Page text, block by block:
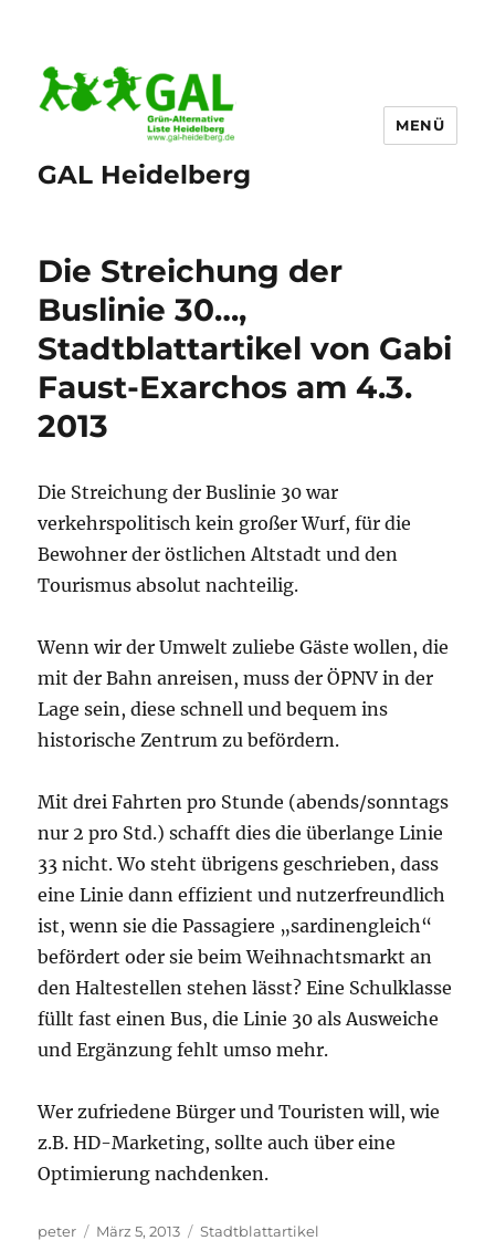
GAL Heidelberg
MENÜ
Die Streichung der
Buslinie 30…,
Stadtblattartikel von Gabi
Faust-Exarchos am 4.3.
2013
Die Streichung der Buslinie 30 war
verkehrspolitisch kein großer Wurf, für die
Bewohner der östlichen Altstadt und den
Tourismus absolut nachteilig.
Wenn wir der Umwelt zuliebe Gäste wollen, die
mit der Bahn anreisen, muss der ÖPNV in der
Lage sein, diese schnell und bequem ins
historische Zentrum zu befördern.
Mit drei Fahrten pro Stunde (abends/sonntags
nur 2 pro Std.) schafft dies die überlange Linie
33 nicht. Wo steht übrigens geschrieben, dass
eine Linie dann effizient und nutzerfreundlich
ist, wenn sie die Passagiere „sardinengleich“
befördert oder sie beim Weihnachtsmarkt an
den Haltestellen stehen lässt? Eine Schulklasse
füllt fast einen Bus, die Linie 30 als Ausweiche
und Ergänzung fehlt umso mehr.
Wer zufriedene Bürger und Touristen will, wie
z.B. HD-Marketing, sollte auch über eine
Optimierung nachdenken.
Autor
peter
Veröffentlicht
März 5, 2013 Kategorien
Stadtblattartikel